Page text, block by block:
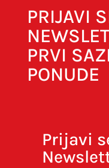
PRIJAVI
PRVI
PONUDE
Prijavi